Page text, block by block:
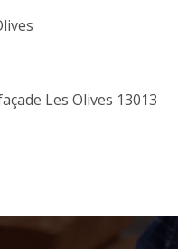
Les Olives 13013